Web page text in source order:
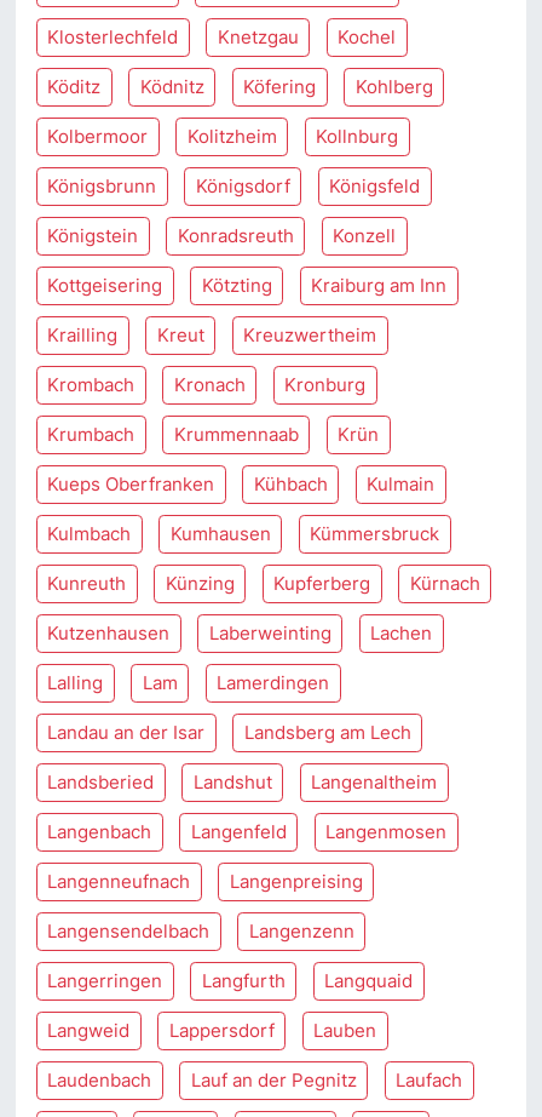
Klosterlechfeld Knetzgau Kochel
Köditz Ködnitz Köfering Kohlberg
Kolbermoor Kolitzheim Kollnburg
Königsbrunn Königsdorf Königsfeld
Königstein Konradsreuth Konzell
Kottgeisering Kötzting Kraiburg am Inn
Krailling Kreut Kreuzwertheim
Krombach Kronach Kronburg
Krumbach Krummennaab Krün
Kueps Oberfranken Kühbach Kulmain
Kulmbach Kumhausen Kümmersbruck
Kunreuth Künzing Kupferberg Kürnach
Kutzenhausen Laberweinting Lachen
Lalling Lam Lamerdingen
Landau an der Isar Landsberg am Lech
Landsberied Landshut Langenaltheim
Langenbach Langenfeld Langenmosen
Langenneufnach Langenpreising
Langensendelbach Langenzenn
Langerringen Langfurth Langquaid
Langweid Lappersdorf Lauben
Laudenbach Lauf an der Pegnitz Laufach